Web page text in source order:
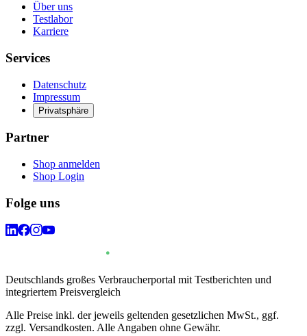
Über uns
Testlabor
Karriere
Services
Datenschutz
Impressum
Privatsphäre
Partner
Shop anmelden
Shop Login
Folge uns
Deutschlands großes Verbraucherportal mit Testberichten und
integriertem Preisvergleich
Alle Preise inkl. der jeweils geltenden gesetzlichen MwSt., ggf.
zzgl. Versandkosten. Alle Angaben ohne Gewähr.